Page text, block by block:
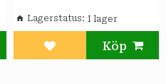
Lägg till i favoriter
Lagerstatus